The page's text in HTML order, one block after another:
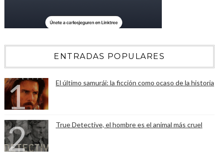
ENTRADAS POPULARES
El último samurái: la ficción como ocaso de la historia
True Detective, el hombre es el animal más cruel